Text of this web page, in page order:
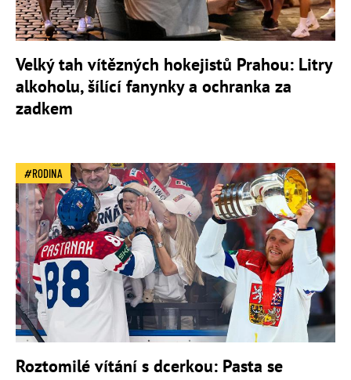
Velký tah vítězných hokejistů Prahou: Litry
alkoholu, šílící fanynky a ochranka za
zadkem
RODINA
Roztomilé vítání s dcerkou: Pasta se